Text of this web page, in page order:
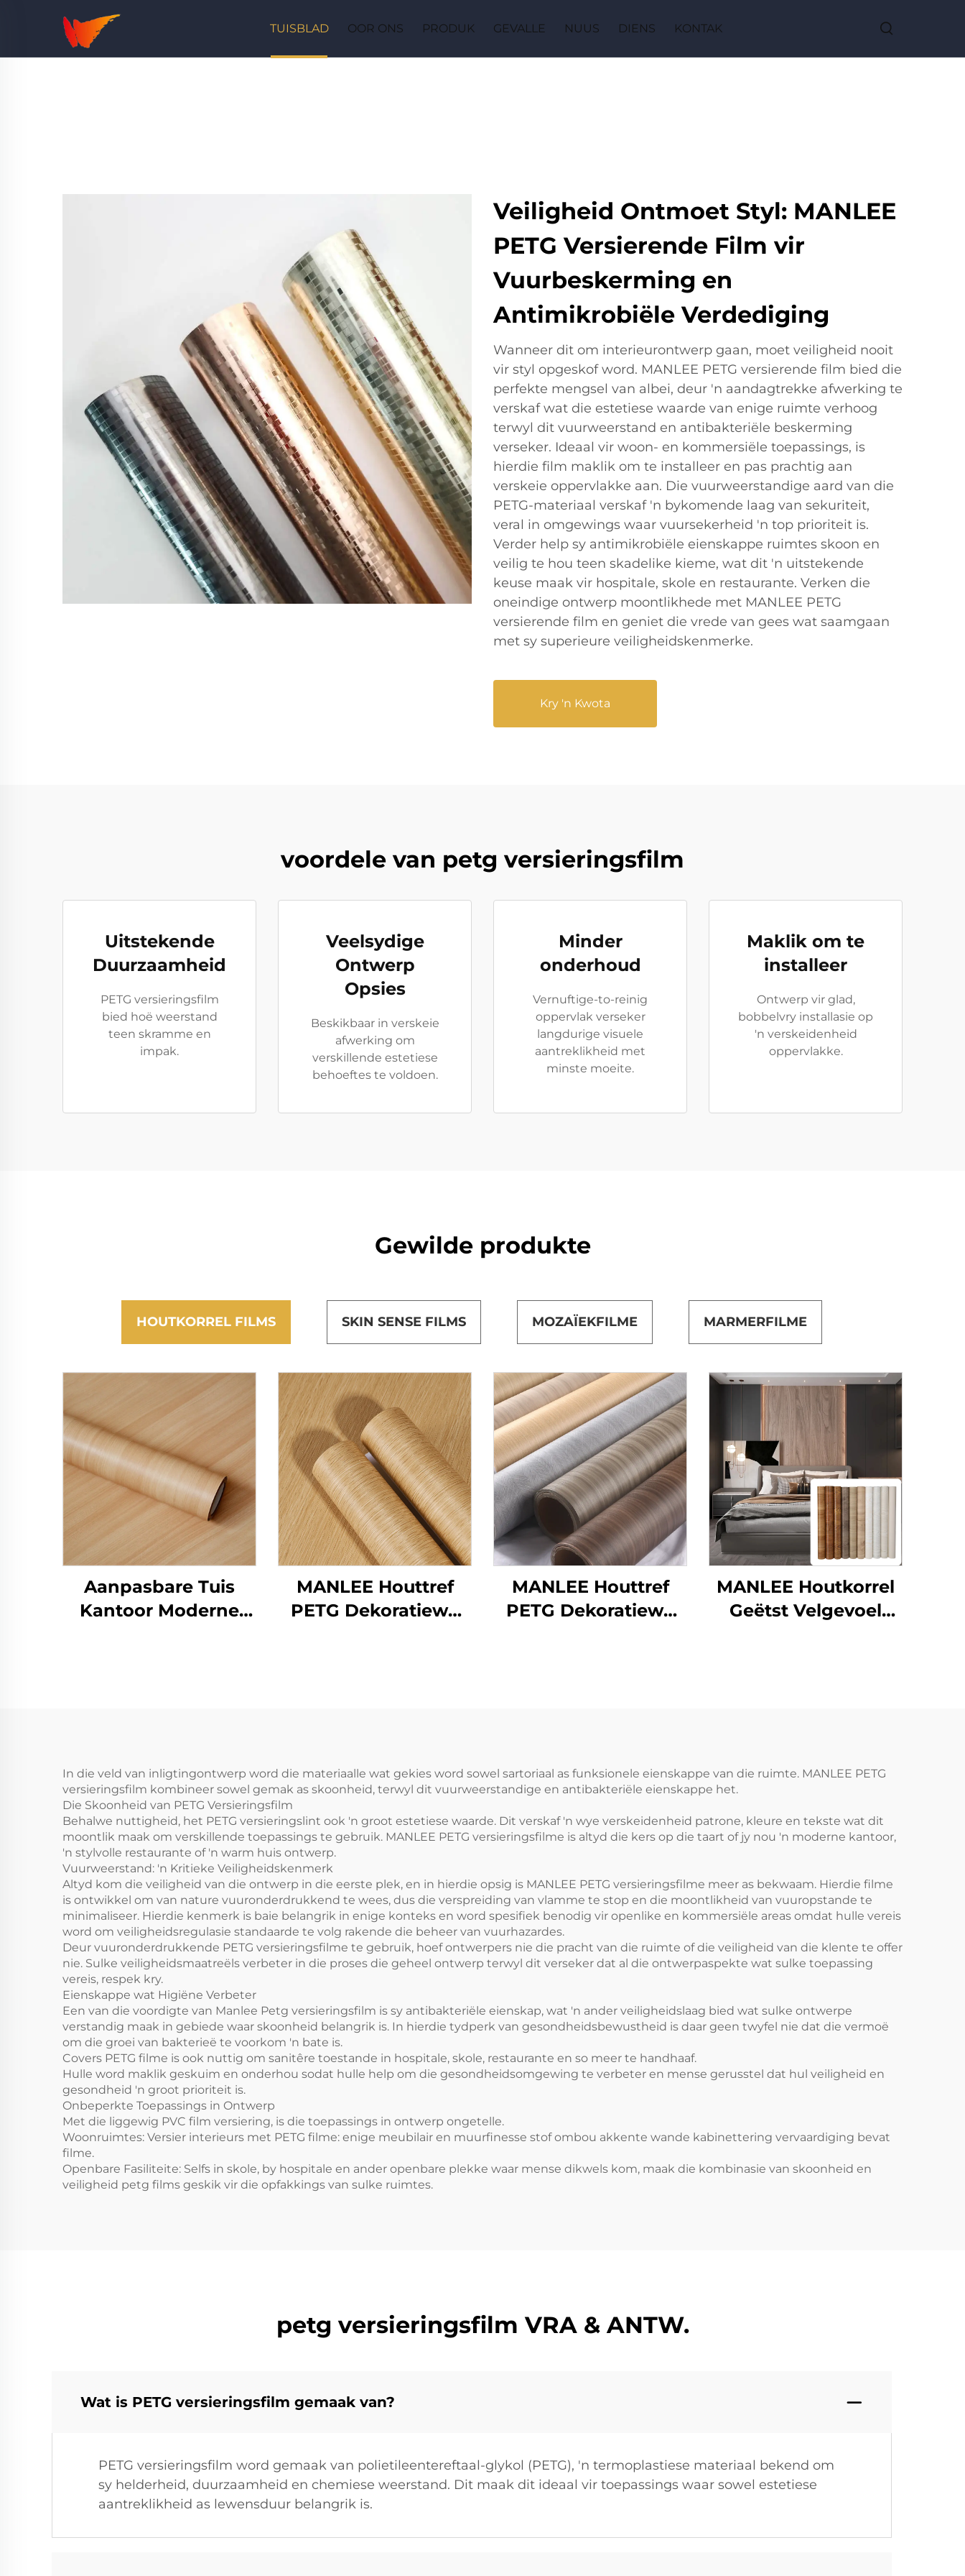
TUISBLAD OOR ONS PRODUK GEVALLE NUUS DIENS KONTAK
Veiligheid Ontmoet Styl: MANLEE
PETG Versierende Film vir
Vuurbeskerming en
Antimikrobiële Verdediging
Wanneer dit om interieurontwerp gaan, moet veiligheid nooit
vir styl opgeskof word. MANLEE PETG versierende film bied die
perfekte mengsel van albei, deur 'n aandagtrekke afwerking te
verskaf wat die estetiese waarde van enige ruimte verhoog
terwyl dit vuurweerstand en antibakteriële beskerming
verseker. Ideaal vir woon- en kommersiële toepassings, is
hierdie film maklik om te installeer en pas prachtig aan
verskeie oppervlakke aan. Die vuurweerstandige aard van die
PETG-materiaal verskaf 'n bykomende laag van sekuriteit,
veral in omgewings waar vuursekerheid 'n top prioriteit is.
Verder help sy antimikrobiële eienskappe ruimtes skoon en
veilig te hou teen skadelike kieme, wat dit 'n uitstekende
keuse maak vir hospitale, skole en restaurante. Verken die
oneindige ontwerp moontlikhede met MANLEE PETG
versierende film en geniet die vrede van gees wat saamgaan
met sy superieure veiligheidskenmerke.
Kry 'n Kwota
voordele van petg versieringsfilm
Uitstekende
Duurzaamheid
PETG versieringsfilm
bied hoë weerstand
teen skramme en
impak.
Veelsydige
Ontwerp
Opsies
Beskikbaar in verskeie
afwerking om
verskillende estetiese
behoeftes te voldoen.
Minder
onderhoud
Vernuftige-to-reinig
oppervlak verseker
langdurige visuele
aantreklikheid met
minste moeite.
Maklik om te
installeer
Ontwerp vir glad,
bobbelvry installasie op
'n verskeidenheid
oppervlakke.
Gewilde produkte
HOUTKORREL FILMS SKIN SENSE FILMS MOZAÏEKFILME MARMERFILME
Aanpasbare Tuis
Kantoor Moderne
Keukenskryf
MANLEE Houttref
PETG Dekoratiewe
MANLEE Houttref
PETG Dekoratiewe
MANLEE Houtkorrel
Geëtst Velgevoel
In die veld van inligtingontwerp word die materiaalle wat gekies word sowel sartoriaal as funksionele eienskappe van die ruimte. MANLEE PETG
versieringsfilm kombineer sowel gemak as skoonheid, terwyl dit vuurweerstandige en antibakteriële eienskappe het.
Die Skoonheid van PETG Versieringsfilm
Behalwe nuttigheid, het PETG versieringslint ook 'n groot estetiese waarde. Dit verskaf 'n wye verskeidenheid patrone, kleure en tekste wat dit
moontlik maak om verskillende toepassings te gebruik. MANLEE PETG versieringsfilme is altyd die kers op die taart of jy nou 'n moderne kantoor,
'n stylvolle restaurante of 'n warm huis ontwerp.
Vuurweerstand: 'n Kritieke Veiligheidskenmerk
Altyd kom die veiligheid van die ontwerp in die eerste plek, en in hierdie opsig is MANLEE PETG versieringsfilme meer as bekwaam. Hierdie filme
is ontwikkel om van nature vuuronderdrukkend te wees, dus die verspreiding van vlamme te stop en die moontlikheid van vuuropstande te
minimaliseer. Hierdie kenmerk is baie belangrik in enige konteks en word spesifiek benodig vir openlike en kommersiële areas omdat hulle vereis
word om veiligheidsregulasie standaarde te volg rakende die beheer van vuurhazardes.
Deur vuuronderdrukkende PETG versieringsfilme te gebruik, hoef ontwerpers nie die pracht van die ruimte of die veiligheid van die klente te offer
nie. Sulke veiligheidsmaatreëls verbeter in die proses die geheel ontwerp terwyl dit verseker dat al die ontwerpaspekte wat sulke toepassing
vereis, respek kry.
Eienskappe wat Higiëne Verbeter
Een van die voordigte van Manlee Petg versieringsfilm is sy antibakteriële eienskap, wat 'n ander veiligheidslaag bied wat sulke ontwerpe
verstandig maak in gebiede waar skoonheid belangrik is. In hierdie tydperk van gesondheidsbewustheid is daar geen twyfel nie dat die vermoë
om die groei van bakterieë te voorkom 'n bate is.
Covers PETG filme is ook nuttig om sanitêre toestande in hospitale, skole, restaurante en so meer te handhaaf.
Hulle word maklik geskuim en onderhou sodat hulle help om die gesondheidsomgewing te verbeter en mense gerusstel dat hul veiligheid en
gesondheid 'n groot prioriteit is.
Onbeperkte Toepassings in Ontwerp
Met die liggewig PVC film versiering, is die toepassings in ontwerp ongetelle.
Woonruimtes: Versier interieurs met PETG filme: enige meubilair en muurfinesse stof ombou akkente wande kabinettering vervaardiging bevat
filme.
Openbare Fasiliteite: Selfs in skole, by hospitale en ander openbare plekke waar mense dikwels kom, maak die kombinasie van skoonheid en
veiligheid petg films geskik vir die opfakkings van sulke ruimtes.
petg versieringsfilm VRA & ANTW.
Wat is PETG versieringsfilm gemaak van?
PETG versieringsfilm word gemaak van polietileentereftaal-glykol (PETG), 'n termoplastiese materiaal bekend om
sy helderheid, duurzaamheid en chemiese weerstand. Dit maak dit ideaal vir toepassings waar sowel estetiese
aantreklikheid as lewensduur belangrik is.